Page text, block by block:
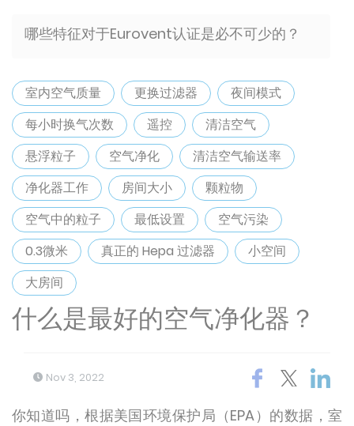
哪些特征对于Eurovent认证是必不可少的？
室内空气质量 更换过滤器
夜间模式
每小时换气次数
遥控
清洁空气
悬浮粒子
空气净化
清洁空气输送率
净化器工作
房间大小
颗粒物
空气中的粒子
最低设置
空气污染
0.3微米
真正的 Hepa 过滤器
小空间
大房间
什么是最好的空气净化器？
Nov 3, 2022
你知道吗，根据美国环境保护局（EPA）的数据，室